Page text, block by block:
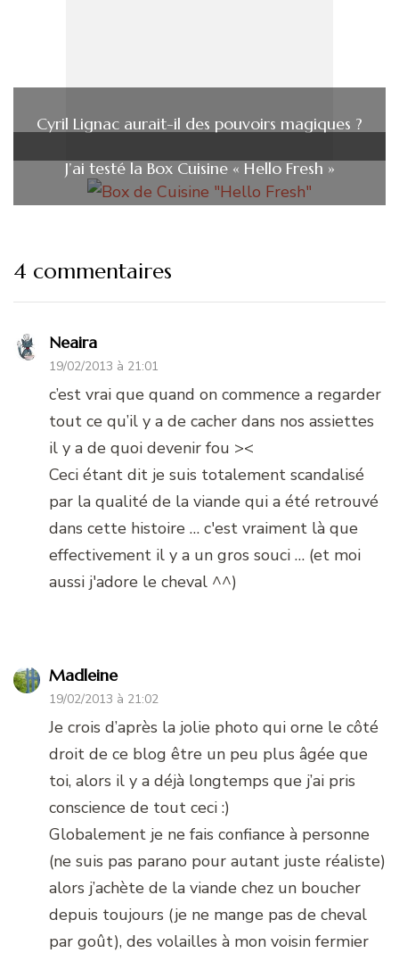
Cyril Lignac aurait-il des pouvoirs magiques ?
J’ai testé la Box Cuisine « Hello Fresh »
4 commentaires
Neaira
19/02/2013 à 21:01
c’est vrai que quand on commence a regarder
tout ce qu’il y a de cacher dans nos assiettes
il y a de quoi devenir fou ><
Ceci étant dit je suis totalement scandalisé
par la qualité de la viande qui a été retrouvé
dans cette histoire … c'est vraiment là que
effectivement il y a un gros souci … (et moi
aussi j'adore le cheval ^^)
Madleine
19/02/2013 à 21:02
Je crois d’après la jolie photo qui orne le côté
droit de ce blog être un peu plus âgée que
toi, alors il y a déjà longtemps que j’ai pris
conscience de tout ceci :)
Globalement je ne fais confiance à personne
(ne suis pas parano pour autant juste réaliste)
alors j’achète de la viande chez un boucher
depuis toujours (je ne mange pas de cheval
par goût), des volailles à mon voisin fermier